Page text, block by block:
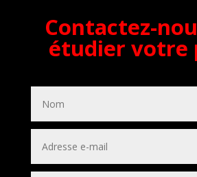
Contactez-
étudier votre